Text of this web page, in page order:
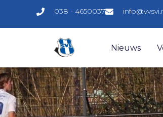
038 - 4650037
Nieuws